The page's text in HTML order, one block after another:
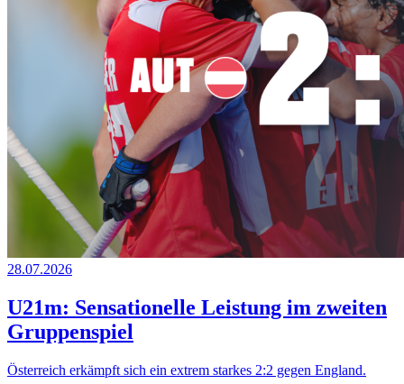
28.07.2026
U21m: Sensationelle Leistung im zweiten
Gruppenspiel
Österreich erkämpft sich ein extrem starkes 2:2 gegen England.